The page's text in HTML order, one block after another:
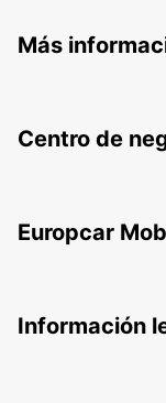
Más
Centro de
Europcar
Información